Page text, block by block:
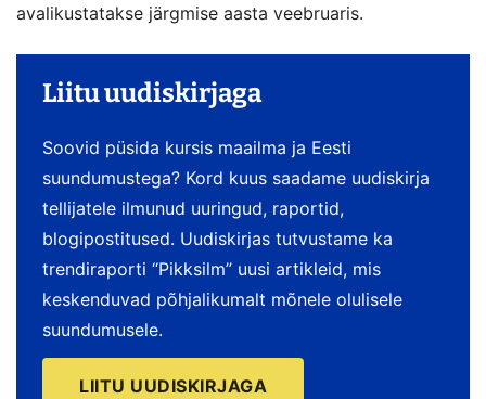
avalikustatakse järgmise aasta veebruaris.
Liitu uudiskirjaga
Soovid püsida kursis maailma ja Eesti
suundumustega? Kord kuus saadame uudiskirja
tellijatele ilmunud uuringud, raportid,
blogipostitused. Uudiskirjas tutvustame ka
trendiraporti “Pikksilm” uusi artikleid, mis
keskenduvad põhjalikumalt mõnele olulisele
suundumusele.
LIITU UUDISKIRJAGA